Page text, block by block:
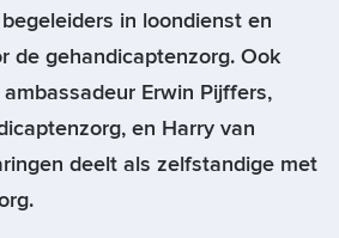
in loondienst en
de gehandicaptenzorg. Ook
Erwin Pijffers,
en Harry van
deelt als zelfstandige met